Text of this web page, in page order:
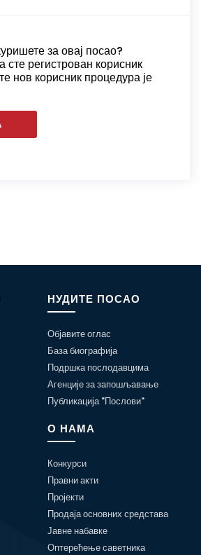
за овај посао?
сте регистрован корисник
нов корисник процедура је
НУДИТЕ ПОСАО
Објавите оглас
База биографија
Подршка послодавцима
Агенције за запошљавање
Публикација "Послови"
О НАМА
Конкурси
Правни акти
Пројекти
Продаја основних средстава
Јавне набавке
Оптерећење саветника